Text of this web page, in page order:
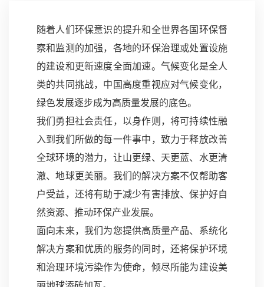
随着人们环保意识的提升和全世界各国环保督
察和监测的加强，各地的环保治理或处置设施
的建设和更新速度全面加速。气候变化是全人
类的共同挑战，中国高度重视应对气候变化，
绿色发展逐步成为高质量发展的底色。
我们勇担社会责任，以身作则，将可持续性融
入到我们所做的每一件事中，致力于释放改善
全球环境的潜力，让山更绿、天更蓝、水更清
澈、地球更美丽。我们的解决方案不仅帮助客
户受益，还将有助于减少有害排放、保护好自
然资源、推动环保产业发展。
面向未来，我们为您提供高质量产品、系统化
解决方案和优质的服务的同时，还将保护环境
和治理环境污染作为使命，倾尽所能为建设美